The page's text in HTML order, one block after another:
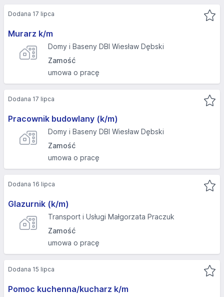
Murarz k/m
Domy i Baseny DBI Wiesław Dębski
Zamość
umowa o pracę
Dodana 17 lipca
Pracownik budowlany (k/m)
Domy i Baseny DBI Wiesław Dębski
Zamość
umowa o pracę
Dodana 17 lipca
Glazurnik (k/m)
Transport i Usługi Małgorzata Praczuk
Zamość
umowa o pracę
Dodana 16 lipca
Pomoc kuchenna/kucharz k/m
Dodana 15 lipca